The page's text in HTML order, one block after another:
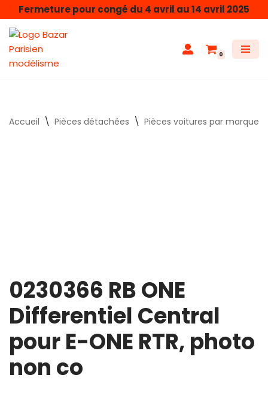
Aller
au
contenu
Fermeture pour congé du 4 avril au 14 avril 2025
0
Accueil \ Pièces détachées \ Pièces voitures par marque
0230366 RB ONE
Differentiel Central
pour E-ONE RTR, photo
non co